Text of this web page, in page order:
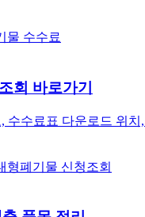
물 수수료
회 바로가기
수료표 다운로드 위
형폐기물 신청조회